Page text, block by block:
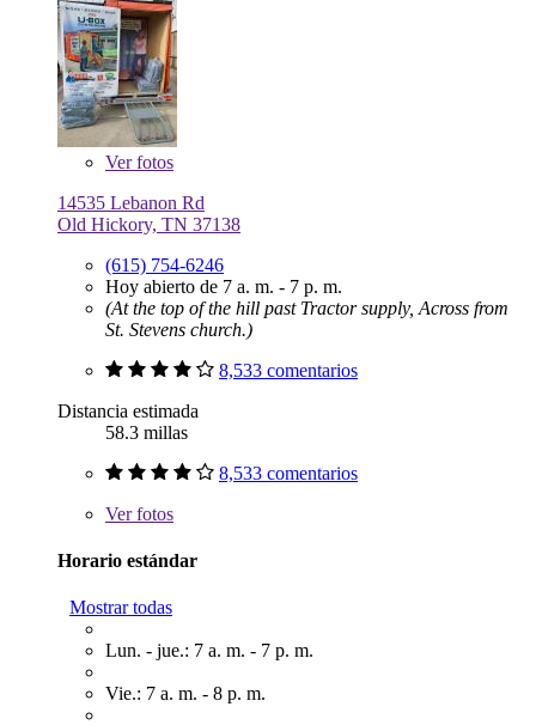
Verfotos
14535 Lebanon Rd
Old Hickory, TN 37138
(615) 754-6246
Hoy abierto de 7 a. m. - 7 p. m.
(At the top of the hill past Tractor supply, Across from
St. Stevens church.)
8,533 comentarios
Distancia estimada
58.3 millas
8,533 comentarios
Verfotos
Horario estándar
Mostrar todas
Lun. - jue.: 7 a. m. - 7 p. m.
Vie.: 7 a. m. - 8 p. m.